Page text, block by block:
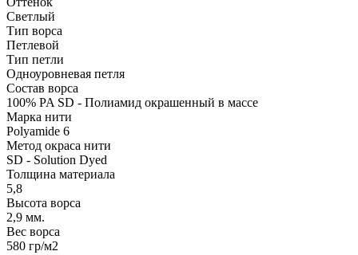
Светлый
Тип ворса
Петлевой
Тип петли
Одноуровневая петля
Состав ворса
100% PA SD - Полиамид окрашенный в массе
Марка нити
Polyamide 6
Метод окраса нити
SD - Solution Dyed
Толщина материала
5,8
Высота ворса
2,9 мм.
Вес ворса
580 гр/м2